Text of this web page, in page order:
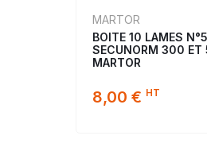
MARTOR
BOITE 10 LAMES
SECUNORM 300
MARTOR
8,00 € HT